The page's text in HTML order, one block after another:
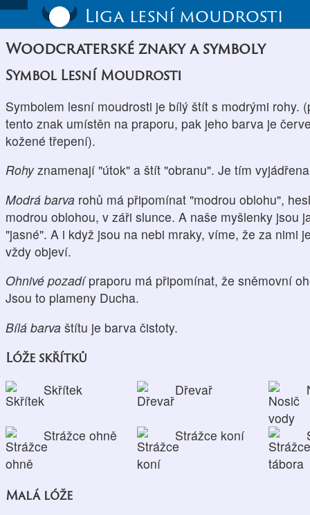
Liga lesní moudrosti
Woodcraterské znaky a symboly
Symbol Lesní Moudrosti
Symbolem lesní moudrosti je bílý štít s modrými rohy.
tento znak umístěn na praporu, pak jeho barva je
kožené třepení).
Rohyznamenají "útok" a štít "obranu". Je tím
Modrá barva rohů má připomínat "modrou oblohu",
modrou oblohou, v záři slunce. A naše myšlenky jsou
"jasné". A i když jsou na nebi mraky, víme, že za nimi
vždy objeví.
Ohnivé pozadípraporu má připomínat, že sněmovní
Jsou to plameny Ducha.
Bílá barva štítu je barva čistoty.
Lóže skřítků
Skřítek Dřevař
Strážce ohně Strážce koní
Malá lóže